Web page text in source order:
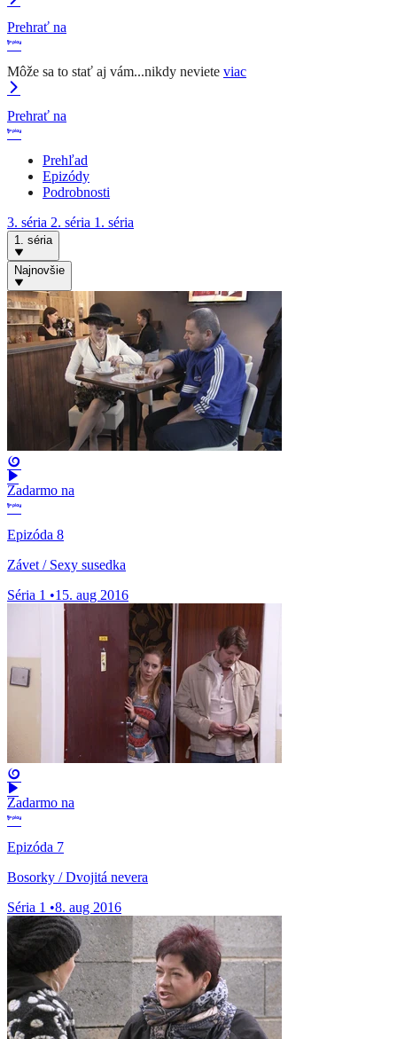
Prehrať na
Môže sa to stať aj vám...nikdy neviete viac
Prehrať na
Prehľad
Epizódy
Podrobnosti
3. séria 2. séria 1. séria
1. séria
Najnovšie
Zadarmo na
Epizóda 8
Závet / Sexy susedka
Séria 1 •15. aug 2016
Zadarmo na
Epizóda 7
Bosorky / Dvojitá nevera
Séria 1 •8. aug 2016